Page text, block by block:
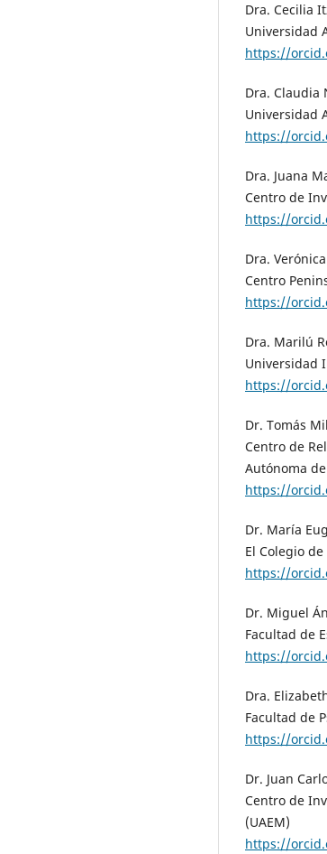
Dra. Cecilia
Universidad
https://
Dra. Claudia
Universidad
https://
Dra. Juana
Centro de
https://
Dra.
Centro
https://
Dra. Marilú
Universidad
https://
Dr. Tomás
Centro de
Autónoma
https://
Dr. María
El Colegio
https://
Dr. Miguel
Facultad de
https://
Dra.
Facultad de
https://
Dr. Juan
Centro de
(UAEM)
https://